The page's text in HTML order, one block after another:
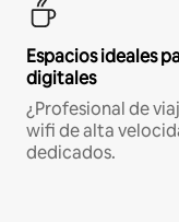
Espacios ideales
digitales
¿Profesional de
wifi de alta
dedicados.